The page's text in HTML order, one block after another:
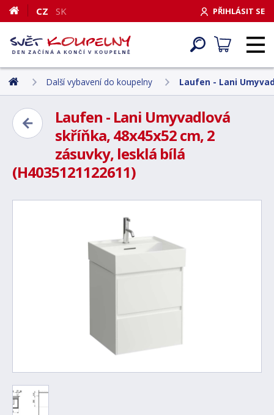
PŘIHLÁSIT SE
CZ SK
Další vybavení do koupelny Laufen - Lani
Laufen - Lani Umyvadlová
skříňka, 48x45x52 cm, 2
zásuvky, lesklá bílá
(H4035121122611)